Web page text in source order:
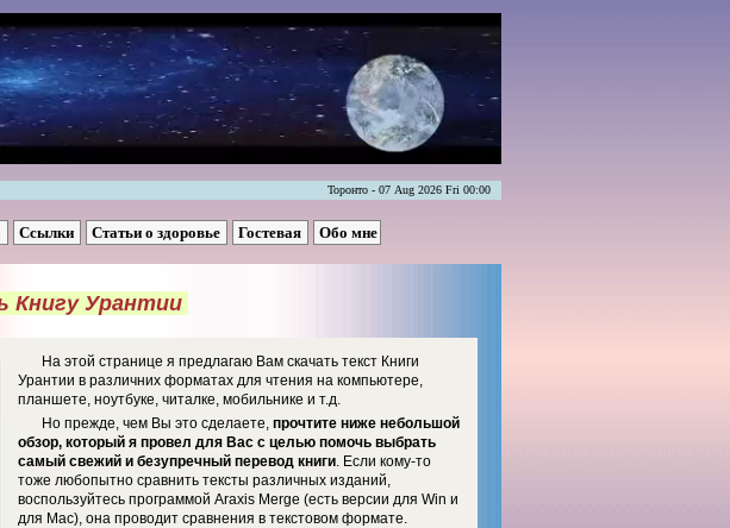
Торонто - 07 Aug 2026 Fri 00:00
Ссылки Статьи о здоровье Гостевая Обо мне
Книгу Урантии
На этой странице я предлагаю Вам скачать текст Книги
Урантии в различних форматах для чтения на компьютере,
планшете, ноутбуке, читалке, мобильнике и т.д.
Но прежде, чем Вы это сделаете,прочтите ниже небольшой
обзор, который я провел для Вас с целью помочь выбрать
самый свежий и безупречный перевод книги. Если кому-то
тоже любопытно сравнить тексты различных изданий,
воспользуйтесь программой Araxis Merge (есть версии для Win и
для Mac), она проводит сравнения в текстовом формате.